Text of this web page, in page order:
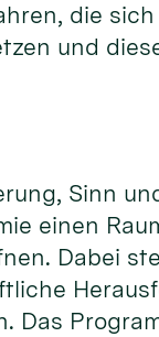
die
und
Sinn
einen
Dabei
Das